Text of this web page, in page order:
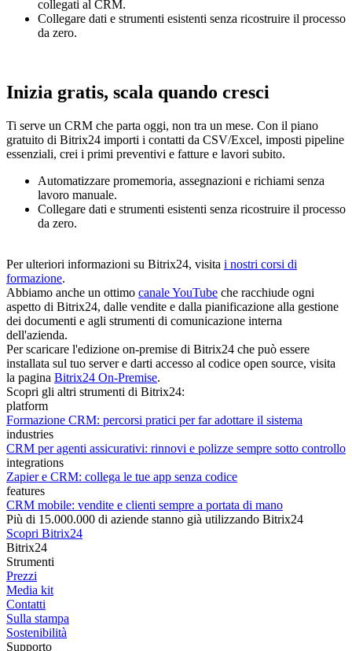
collegati al CRM.
Collegare dati e strumenti esistenti senza ricostruire il processo
da zero.
Inizia gratis, scala quando cresci
Ti serve un CRM che parta oggi, non tra un mese. Con il piano
gratuito di Bitrix24 importi i contatti da CSV/Excel, imposti pipeline
essenziali, crei i primi preventivi e fatture e lavori subito.
Automatizzare promemoria, assegnazioni e richiami senza
lavoro manuale.
Collegare dati e strumenti esistenti senza ricostruire il processo
da zero.
Per ulteriori informazioni su Bitrix24, visita i nostri corsi di
formazione.
Abbiamo anche un ottimo canale YouTube che racchiude ogni
aspetto di Bitrix24, dalle vendite e dalla pianificazione alla gestione
dei documenti e agli strumenti di comunicazione interna
dell'azienda.
Per scaricare l'edizione on-premise di Bitrix24 che può essere
installata sul tuo server e darti accesso al codice open source, visita
la pagina Bitrix24 On-Premise.
Scopri gli altri strumenti di Bitrix24:
platform
Formazione CRM: percorsi pratici per far adottare il sistema
industries
CRM per agenti assicurativi: rinnovi e polizze sempre sotto controllo
integrations
Zapier e CRM: collega le tue app senza codice
features
CRM mobile: vendite e clienti sempre a portata di mano
Più di 15.000.000 di aziende stanno già utilizzando Bitrix24
Scopri Bitrix24
Bitrix24
Strumenti
Prezzi
Media kit
Contatti
Sulla stampa
Sostenibilità
Supporto